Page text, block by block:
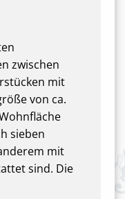
zwischen
mit
von ca.
sieben
mit
sind. Die